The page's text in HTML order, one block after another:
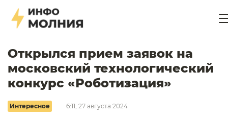
Открылся прием заявок на
московский технологический
конкурс «Роботизация»
Интересное 6:11, 27 августа 2024